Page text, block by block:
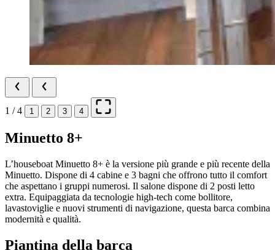
1 / 4 1 2 3 4
Minuetto 8+
L’houseboat Minuetto 8+ è la versione più grande e più recente della
Minuetto. Dispone di 4 cabine e 3 bagni che offrono tutto il comfort
che aspettano i gruppi numerosi. Il salone dispone di 2 posti letto
extra. Equipaggiata da tecnologie high-tech come bollitore,
lavastoviglie e nuovi strumenti di navigazione, questa barca combina
modernità e qualità.
Piantina della barca